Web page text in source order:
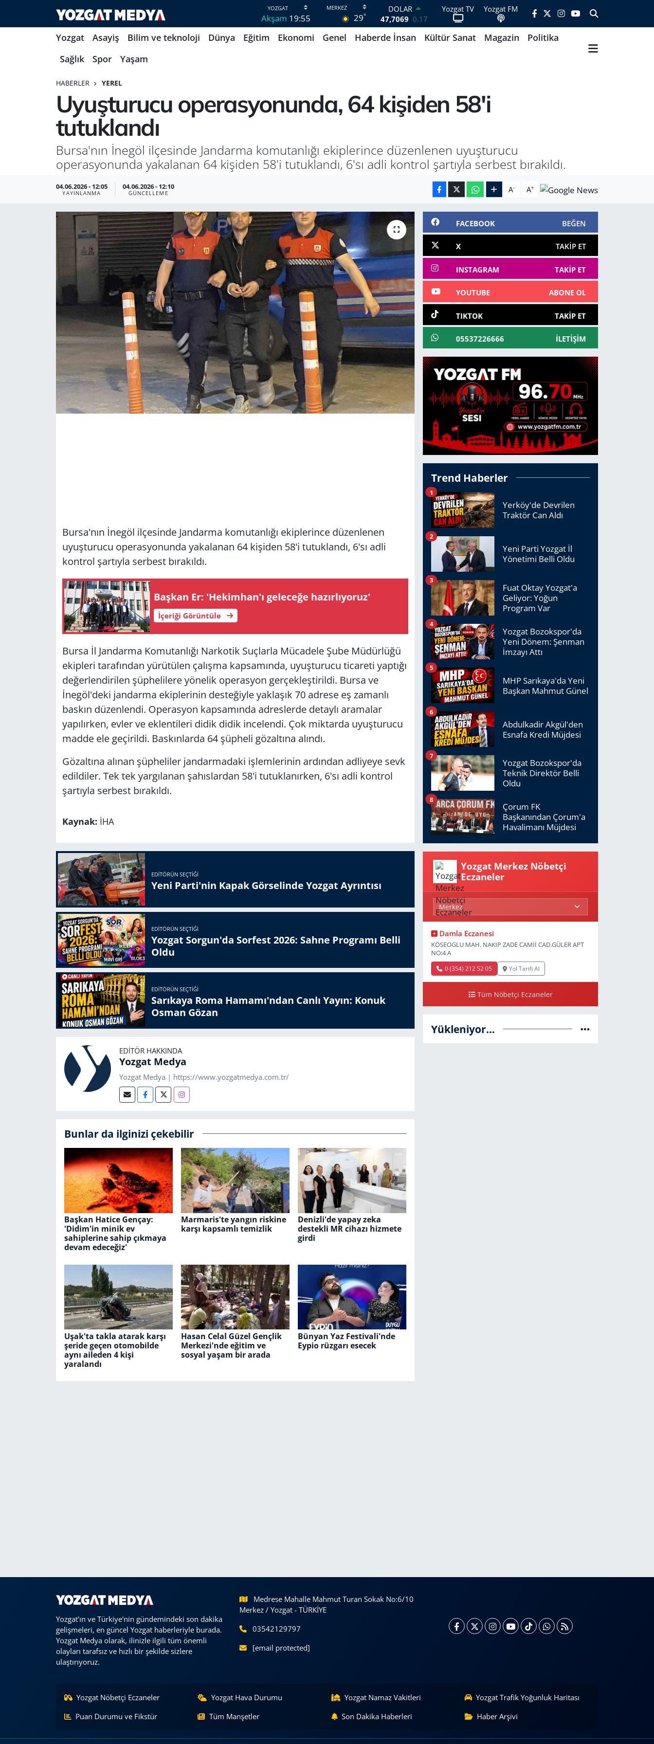
Akşam 19:55 29°
DOLAR
47,7069 0.17
EURO
55,0265 0.01
13.887 64
BITCOIN
Yozgat TV Yozgat FM
Yozgat Asayiş Bilim ve teknoloji Dünya Eğitim Ekonomi Genel Haberde İnsan Kültür Sanat Magazin
Politika
Sağlık
Spor Yaşam
HABERLER YEREL
Uyuşturucu operasyonunda, 64 kişiden 58'i
tutuklandı
Bursa'nın İnegöl ilçesinde Jandarma komutanlığı ekiplerince düzenlenen uyuşturucu
operasyonunda yakalanan 64 kişiden 58'i tutuklandı, 6'sı adli kontrol şartıyla serbest bırakıldı.
04.06.2026 - 12:05
YAYINLANMA
04.06.2026 - 12:10
GÜNCELLEME A- A+
Bursa'nın İnegöl ilçesinde Jandarma komutanlığı ekiplerince düzenlenen
uyuşturucu operasyonunda yakalanan 64 kişiden 58'i tutuklandı, 6'sı adli
kontrol şartıyla serbest bırakıldı.
Başkan Er: 'Hekimhan'ı geleceğe hazırlıyoruz'
İçeriği Görüntüle
Bursa İl Jandarma Komutanlığı Narkotik Suçlarla Mücadele Şube Müdürlüğü
ekipleri tarafından yürütülen çalışma kapsamında, uyuşturucu ticareti yaptığı
değerlendirilen şüphelilere yönelik operasyon gerçekleştirildi. Bursa ve
İnegöl'deki jandarma ekiplerinin desteğiyle yaklaşık 70 adrese eş zamanlı
baskın düzenlendi. Operasyon kapsamında adreslerde detaylı aramalar
yapılırken, evler ve eklentileri didik didik incelendi. Çok miktarda uyuşturucu
madde ele geçirildi. Baskınlarda 64 şüpheli gözaltına alındı.
Gözaltına alınan şüpheliler jandarmadaki işlemlerinin ardından adliyeye sevk
edildiler. Tek tek yargılanan şahıslardan 58'i tutuklanırken, 6'sı adli kontrol
şartıyla serbest bırakıldı.
Kaynak: İHA
EDITÖRÜN SEÇTIĞI
Yeni Parti'nin Kapak Görselinde Yozgat Ayrıntısı
EDITÖRÜN SEÇTIĞI
Yozgat Sorgun'da Sorfest 2026: Sahne Programı Belli
Oldu
EDITÖRÜN SEÇTIĞI
Sarıkaya Roma Hamamı'ndan Canlı Yayın: Konuk
Osman Gözan
EDITÖR HAKKINDA
Yozgat Medya
Yozgat Medya | https://www.yozgatmedya.com.tr/
Bunlar da ilginizi çekebilir
Başkan Hatice Gençay:
'Didim'in minik ev
sahiplerine sahip çıkmaya
devam edeceğiz'
Marmaris'te yangın riskine
karşı kapsamlı temizlik
Denizli'de yapay zeka
destekli MR cihazı hizmete
girdi
Uşak'ta takla atarak karşı
şeride geçen otomobilde
aynı aileden 4 kişi
yaralandı
Hasan Celal Güzel Gençlik
Merkezi'nde eğitim ve
sosyal yaşam bir arada
Bünyan Yaz Festivali'nde
Eypio rüzgarı esecek
FACEBOOK BEĞEN
X TAKIP ET
INSTAGRAM TAKIP ET
YOUTUBE ABONE OL
TIKTOK TAKIP ET
05537226666 İLETIŞIM
Trend Haberler
Yerköy'de Devrilen
Traktör Can Aldı
1
Yeni Parti Yozgat İl
Yönetimi Belli Oldu
2
Fuat Oktay Yozgat'a
Geliyor: Yoğun
Program Var
3
Yozgat Bozokspor'da
Yeni Dönem: Şenman
İmzayı Attı
4
MHP Sarıkaya'da Yeni
Başkan Mahmut Günel
5
Abdulkadir Akgül'den
Esnafa Kredi Müjdesi
6
Yozgat Bozokspor'da
Teknik Direktör Belli
Oldu
7
Çorum FK
Başkanından Çorum'a
Havalimanı Müjdesi
8
Yozgat Merkez Nöbetçi
Eczaneler
Damla Eczanesi
KÖSEOGLU MAH. NAKIP ZADE CAMİİ CAD.GÜLER APT
NO:4 A
0 (354) 212 52 05 Yol Tarifi Al
Tüm Nöbetçi Eczaneler
Yükleniyor...
Yozgat'ın ve Türkiye'nin gündemindeki son dakika
gelişmeleri, en güncel Yozgat haberleriyle burada.
Yozgat Medya olarak, ilinizle ilgili tüm önemli
olayları tarafsız ve hızlı bir şekilde sizlere
ulaştırıyoruz.
Medrese Mahalle Mahmut Turan Sokak No:6/10
Merkez / Yozgat - TÜRKİYE
03542129797
[email protected]
Yozgat Nöbetçi Eczaneler Yozgat Hava Durumu Yozgat Namaz Vakitleri
Yozgat Trafik Yoğunluk Haritası
Puan Durumu ve Fikstür
Tüm Manşetler Son Dakika Haberleri Haber Arşivi